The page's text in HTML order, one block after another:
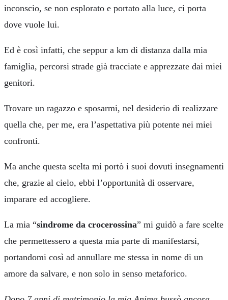
inconscio, se non esplorato e portato alla luce, ci porta
dove vuole lui.
Ed è così infatti, che seppur a km di distanza dalla mia
famiglia, percorsi strade già tracciate e apprezzate dai miei
genitori.
Trovare un ragazzo e sposarmi, nel desiderio di realizzare
quella che, per me, era l’aspettativa più potente nei miei
confronti.
Ma anche questa scelta mi portò i suoi dovuti insegnamenti
che, grazie al cielo, ebbi l’opportunità di osservare,
imparare ed accogliere.
La mia “sindrome da crocerossina” mi guidò a fare scelte
che permettessero a questa mia parte di manifestarsi,
portandomi così ad annullare me stessa in nome di un
amore da salvare, e non solo in senso metaforico.